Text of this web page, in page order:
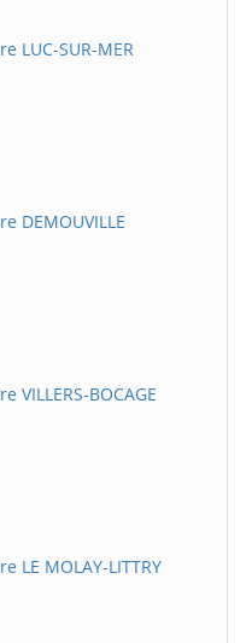
LUC-SUR-MER
DEMOUVILLE
BOCAGE
LE MOLAY-LITTRY